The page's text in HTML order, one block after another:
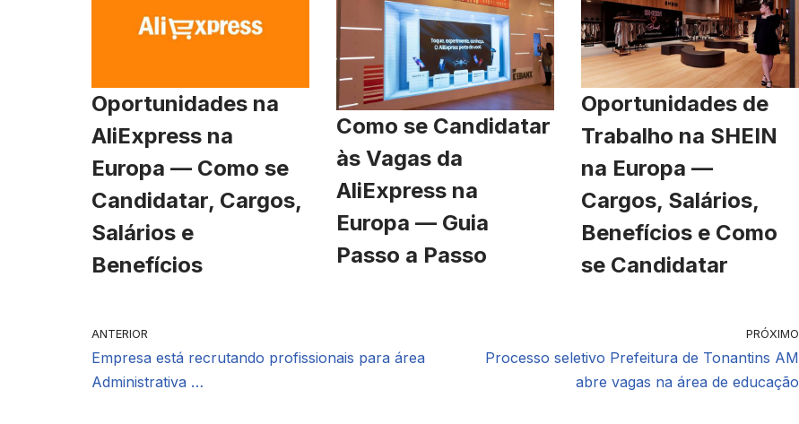
Oportunidades na
AliExpress na
Europa — Como se
Candidatar, Cargos,
Salários e
Benefícios
Como se Candidatar
às Vagas da
AliExpress na
Europa — Guia
Passo a Passo
Oportunidades de
Trabalho na SHEIN
na Europa —
Cargos, Salários,
Benefícios e Como
se Candidatar
ANTERIOR
Empresa está recrutando profissionais para área
Administrativa …
PRÓXIMO
Processo seletivo Prefeitura de Tonantins AM
abre vagas na área de educação